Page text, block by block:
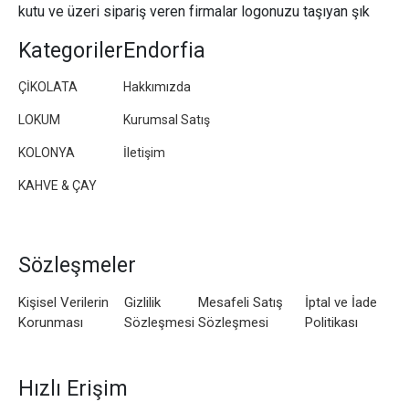
kutu ve üzeri sipariş veren firmalar logonuzu taşıyan şık
Kategoriler
ÇİKOLATA
LOKUM
KOLONYA
KAHVE & ÇAY
Endorfia
Hakkımızda
Kurumsal Satış
İletişim
Sözleşmeler
Kişisel Verilerin
Korunması
Gizlilik
Sözleşmesi
Mesafeli Satış
Sözleşmesi
İptal ve İade
Politikası
Hızlı Erişim